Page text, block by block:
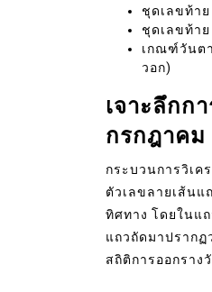
ชุดเลขท้าย
ชุดเลขท้าย
เกณฑ์วันต
วอก)
เจาะลึกก
กรกฎาคม
กระบวนการวิเค
ตัวเลขลายเส้น
ทิศทาง โดยในแ
แถวถัดมาปรากฏ
สถิติการออกรา